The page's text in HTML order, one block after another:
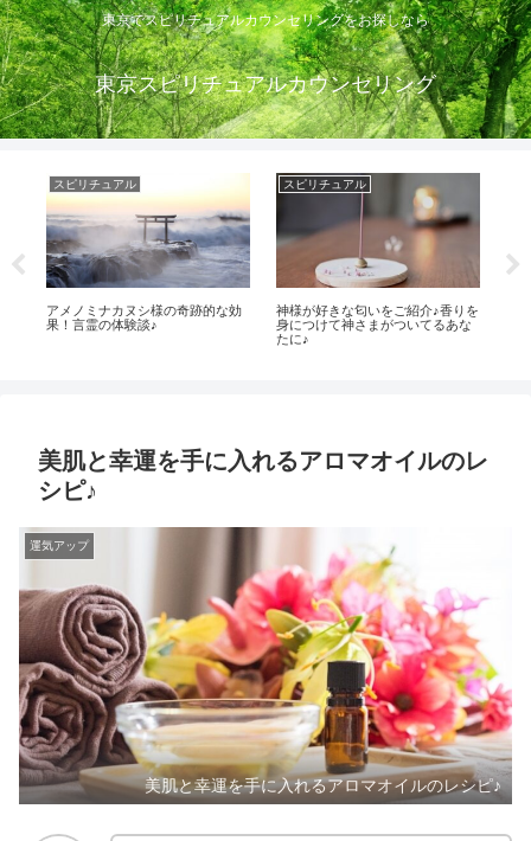
東京でスピリチュアルカウンセリングをお探しなら
東京スピリチュアルカウンセリング
スピリチュアル
アメノミナカヌシ様の奇跡的な効
果！言霊の体験談♪
スピリチュアル
神様が好きな匂いをご紹介♪香りを
身につけて神さまがついてるあな
たに♪
美肌と幸運を手に入れるアロマオイルのレ
シピ♪
運気アップ
美肌と幸運を手に入れるアロマオイルのレシピ♪